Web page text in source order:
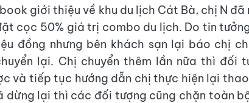
giới thiệu về khu du lịch Cát Bà, chị N đã
cọc 50% giá trị combo du lịch. Do tin
đồng nhưng bên khách sạn lại báo chị
lại. Chị chuyển thêm lần nữa thì đối
và tiếp tục hướng dẫn chị thực hiện lại
dừng lại thì các đối tượng cũng chặn toàn